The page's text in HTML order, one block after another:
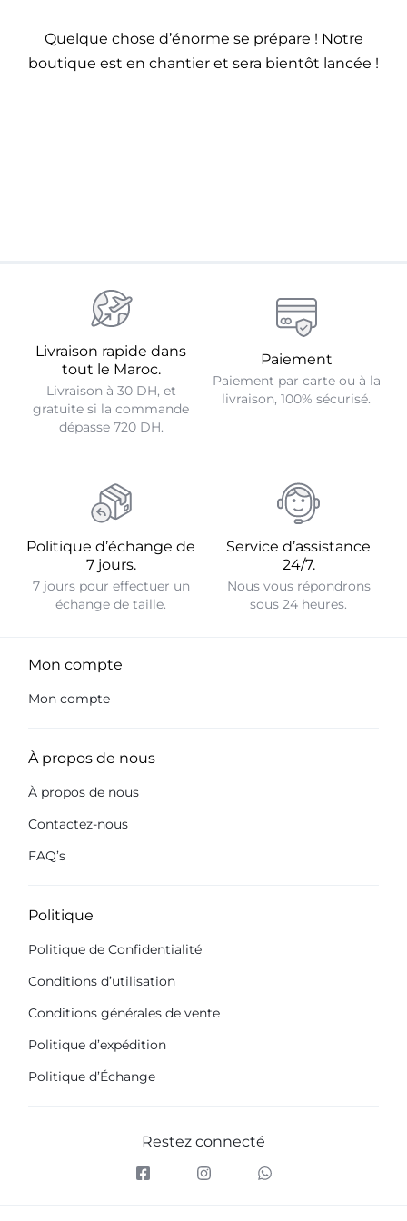
Quelque chose d’énorme se prépare ! Notre
boutique est en chantier et sera bientôt lancée !
Livraison rapide dans
tout le Maroc.
Livraison à 30 DH, et
gratuite si la commande
dépasse 720 DH.
Paiement
Paiement par carte ou à la
livraison, 100% sécurisé.
Politique d’échange de
7 jours.
7 jours pour effectuer un
échange de taille.
Service d’assistance
24/7.
Nous vous répondrons
sous 24 heures.
Mon compte
Mon compte
À propos de nous
À propos de nous
Contactez-nous
FAQ’s
Politique
Politique de Confidentialité
Conditions d’utilisation
Conditions générales de vente
Politique d’expédition
Politique d’Échange
Restez connecté